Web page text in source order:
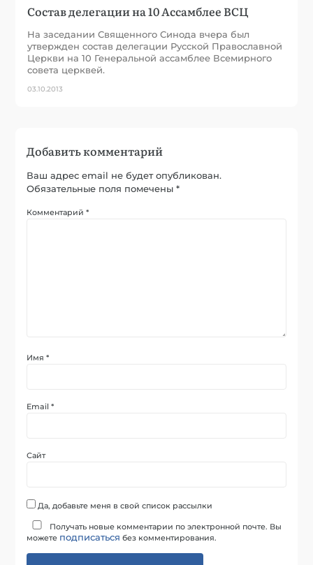
Состав делегации на 10 Ассамблее ВСЦ
На заседании Священного Синода вчера был
утвержден состав делегации Русской Православной
Церкви на 10 Генеральной ассамблее Всемирного
совета церквей.
03.10.2013
Добавить комментарий
Ваш адрес email не будет опубликован.
Обязательные поля помечены*
Комментарий*
Имя*
Email*
Сайт
Да, добавьте меня в свой список рассылки
Получать новые комментарии по электронной почте. Вы
можете подписаться без комментирования.